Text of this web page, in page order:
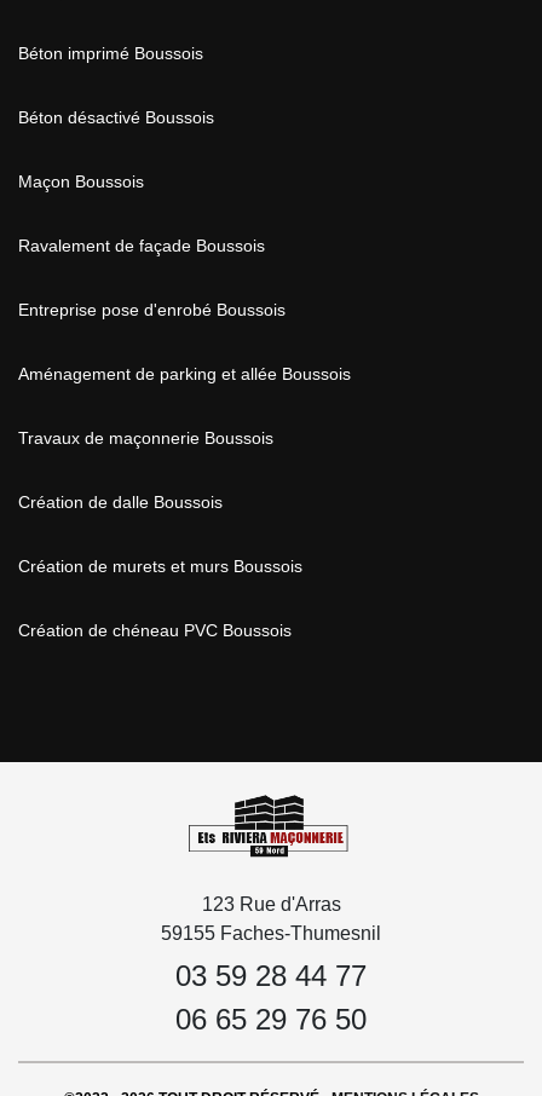
Béton imprimé Boussois
Béton désactivé Boussois
Maçon Boussois
Ravalement de façade Boussois
Entreprise pose d'enrobé Boussois
Aménagement de parking et allée Boussois
Travaux de maçonnerie Boussois
Création de dalle Boussois
Création de murets et murs Boussois
Création de chéneau PVC Boussois
123 Rue d'Arras
59155 Faches-Thumesnil
03 59 28 44 77
06 65 29 76 50